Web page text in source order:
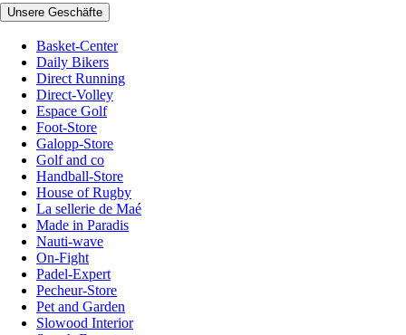
Unsere Geschäfte
Basket-Center
Daily Bikers
Direct Running
Direct-Volley
Espace Golf
Foot-Store
Galopp-Store
Golf and co
Handball-Store
House of Rugby
La sellerie de Maé
Made in Paradis
Nauti-wave
On-Fight
Padel-Expert
Pecheur-Store
Pet and Garden
Slowood Interior